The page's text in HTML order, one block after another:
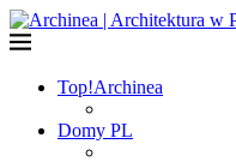
Top!Archinea
Domy PL